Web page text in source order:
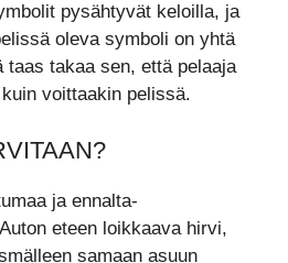
pysähtyvät keloilla, ja
oleva symboli on yhtä
taas takaa sen, että pelaaja
voittaakin pelissä.
ja ennalta-
eteen loikkaava hirvi,
samaan asuun